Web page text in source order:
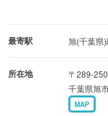
最寄駅 旭(千葉県)
所在地
〒289-
千葉県旭
MAP